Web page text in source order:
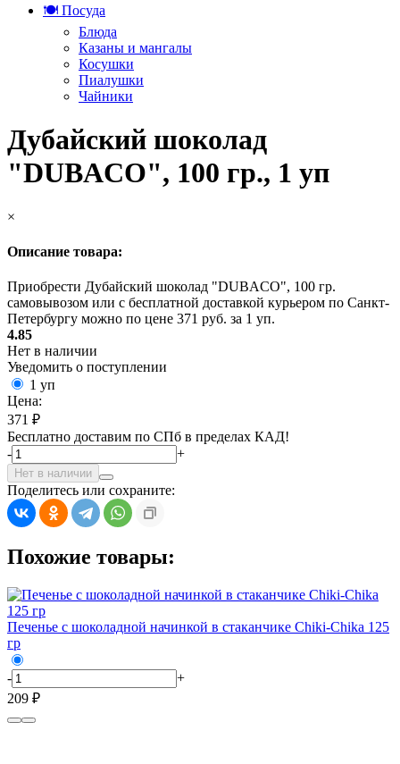
🍽️ Посуда
Блюда
Казаны и мангалы
Косушки
Пиалушки
Чайники
Дубайский шоколад
"DUBACO", 100 гр., 1 уп
×
Описание товара:
Приобрести Дубайский шоколад "DUBACO", 100 гр.
самовывозом или с бесплатной доставкой курьером по Санкт-
Петербургу можно по цене 371 руб. за 1 уп.
4.85
Нет в наличии
Уведомить о поступлении
1 уп
Цена:
371 ₽
Бесплатно доставим по СПб в пределах КАД!
-
+
Нет в наличии
Поделитесь или сохраните:
Похожие товары:
Печенье с шоколадной начинкой в стаканчике Chiki-Chika 125
гр
-
+
209 ₽